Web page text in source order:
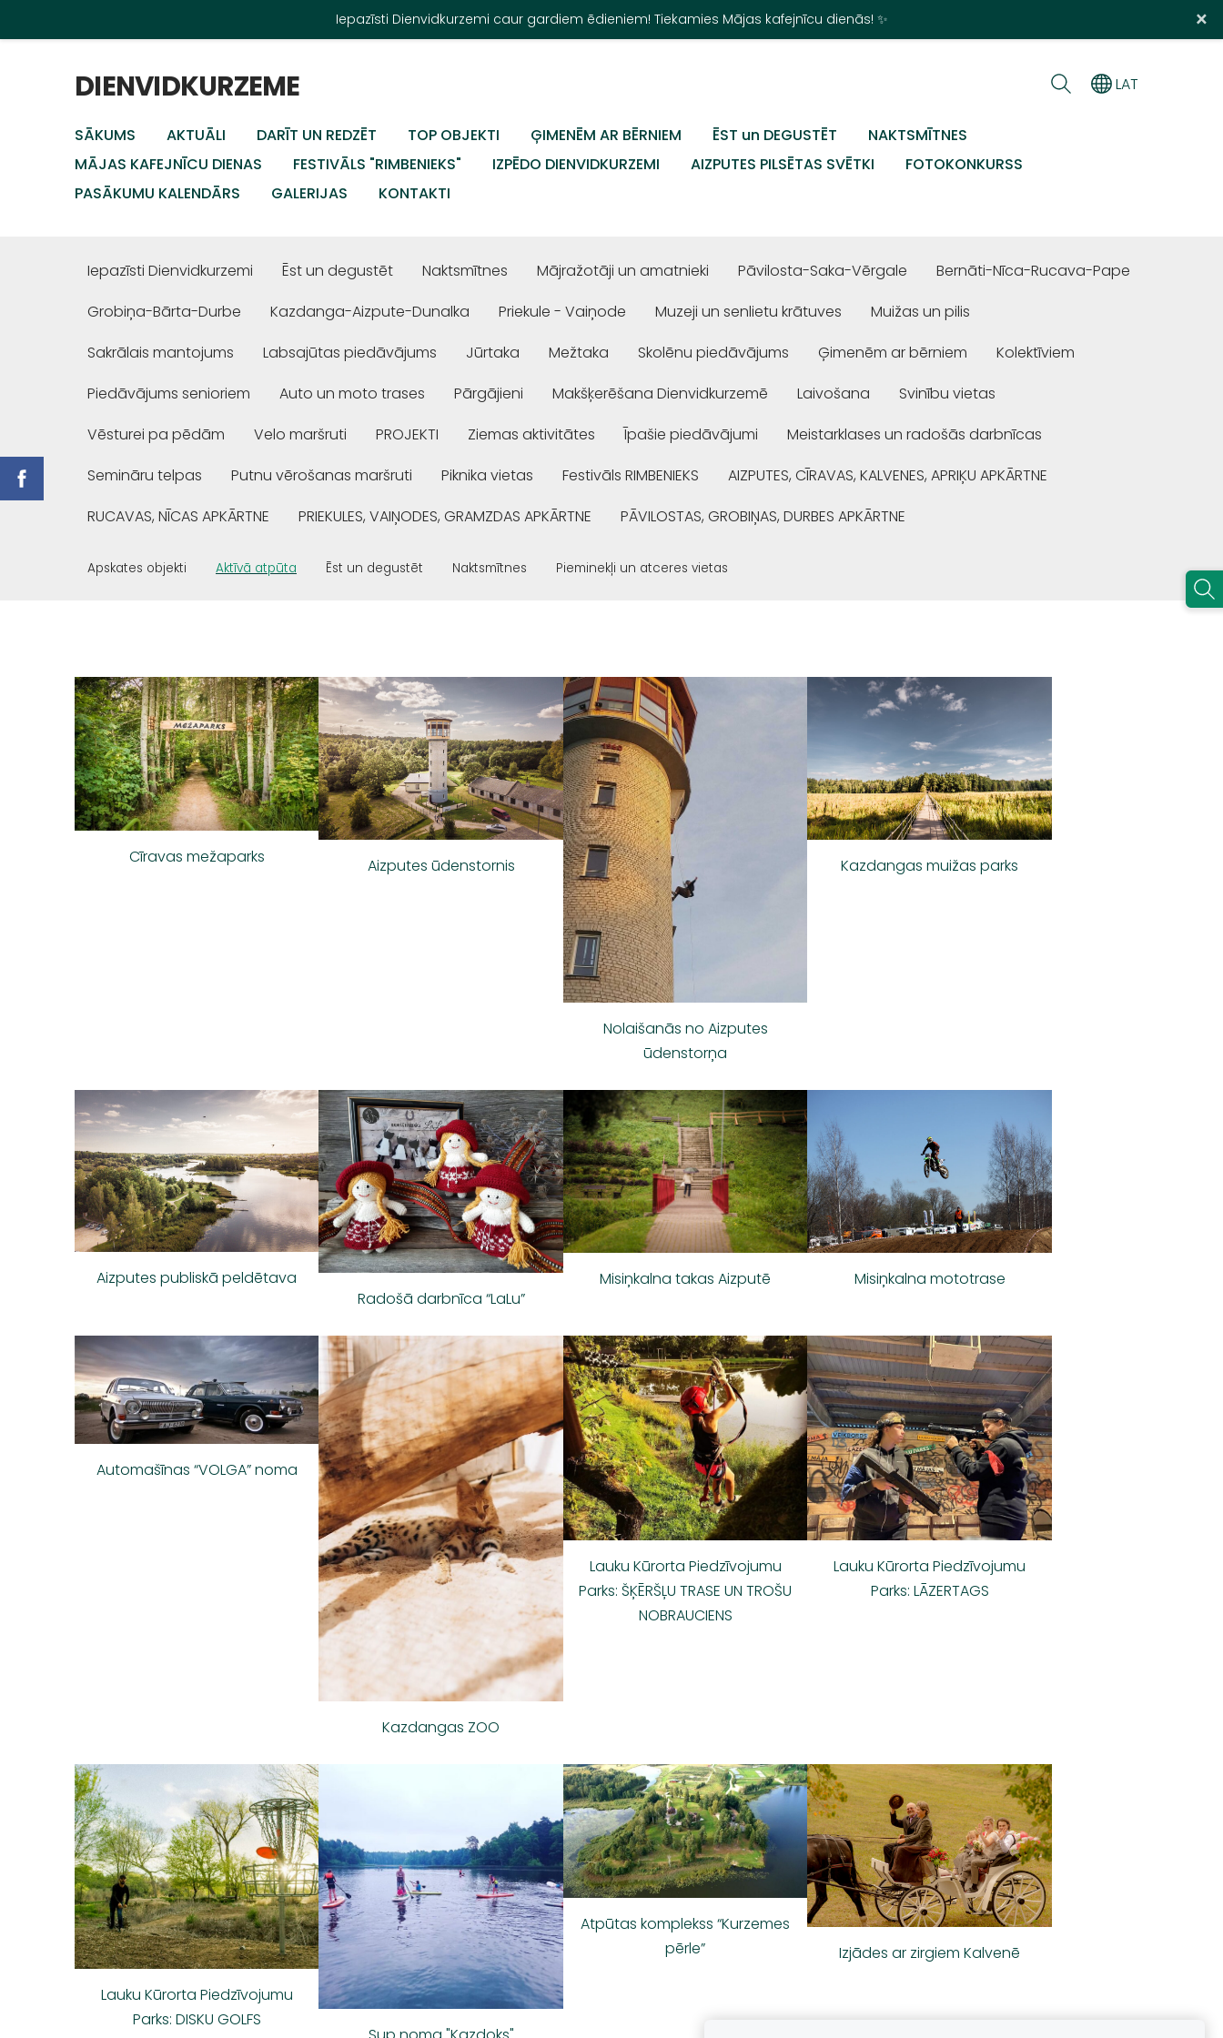
Iepazīsti Dienvidkurzemi caur gardiem ēdieniem! Tiekamies Mājas kafejnīcu dienās! ✨ ×
DIENVIDKURZEME
SĀKUMS AKTUĀLI DARĪT UN REDZĒT TOP OBJEKTI ĢIMENĒM AR BĒRNIEM ĒST un DEGUSTĒT
NAKTSMĪTNES
MĀJAS KAFEJNĪCU DIENAS
FESTIVĀLS "RIMBENIEKS" IZPĒDO DIENVIDKURZEMI AIZPUTES PILSĒTAS SVĒTKI
FOTOKONKURSS
PASĀKUMU KALENDĀRS
GALERIJAS KONTAKTI
LAT
Iepazīsti Dienvidkurzemi Ēst un degustēt Naktsmītnes Mājražotāji un amatnieki Pāvilosta-Saka-Vērgale
Bernāti-Nīca-Rucava-Pape
Grobiņa-Bārta-Durbe
Kazdanga-Aizpute-Dunalka Priekule - Vaiņode Muzeji un senlietu krātuves
Muižas un pilis
Sakrālais mantojums
Labsajūtas piedāvājums Jūrtaka Mežtaka Skolēnu piedāvājums Ģimenēm ar bērniem
Kolektīviem
Piedāvājums senioriem
Auto un moto trases Pārgājieni Makšķerēšana Dienvidkurzemē Laivošana
Svinību vietas
Vēsturei pa pēdām
Velo maršruti PROJEKTI Ziemas aktivitātes Īpašie piedāvājumi
Meistarklases un radošās darbnīcas
Semināru telpas
Putnu vērošanas maršruti Piknika vietas Festivāls RIMBENIEKS
AIZPUTES, CĪRAVAS, KALVENES, APRIĶU APKĀRTNE
RUCAVAS, NĪCAS APKĀRTNE
PRIEKULES, VAIŅODES, GRAMZDAS APKĀRTNE PĀVILOSTAS, GROBIŅAS, DURBES APKĀRTNE
Apskates objekti Aktīvā atpūta Ēst un degustēt Naktsmītnes Pieminekļi un atceres vietas
Cīravas mežaparks Aizputes ūdenstornis
Nolaišanās no Aizputes
ūdenstorņa
Kazdangas muižas parks
Aizputes publiskā peldētava
Radošā darbnīca “LaLu”
Misiņkalna takas Aizputē Misiņkalna mototrase
Automašīnas “VOLGA” noma
Kazdangas ZOO
Lauku Kūrorta Piedzīvojumu
Parks: ŠĶĒRŠĻU TRASE UN TROŠU
NOBRAUCIENS
Lauku Kūrorta Piedzīvojumu
Parks: LĀZERTAGS
Lauku Kūrorta Piedzīvojumu
Parks: DISKU GOLFS
Atpūtas komplekss “Kurzemes
pērle”
Izjādes ar zirgiem Kalvenē